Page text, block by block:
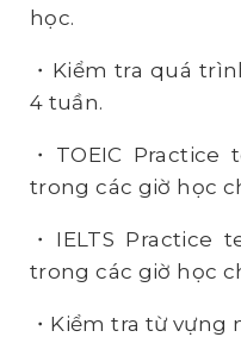
học.
・Kiểm tra quá
4 tuần.
・TOEIC
trong các giờ học
・IELTS Practice
trong các giờ học
・Kiểm tra từ vựng